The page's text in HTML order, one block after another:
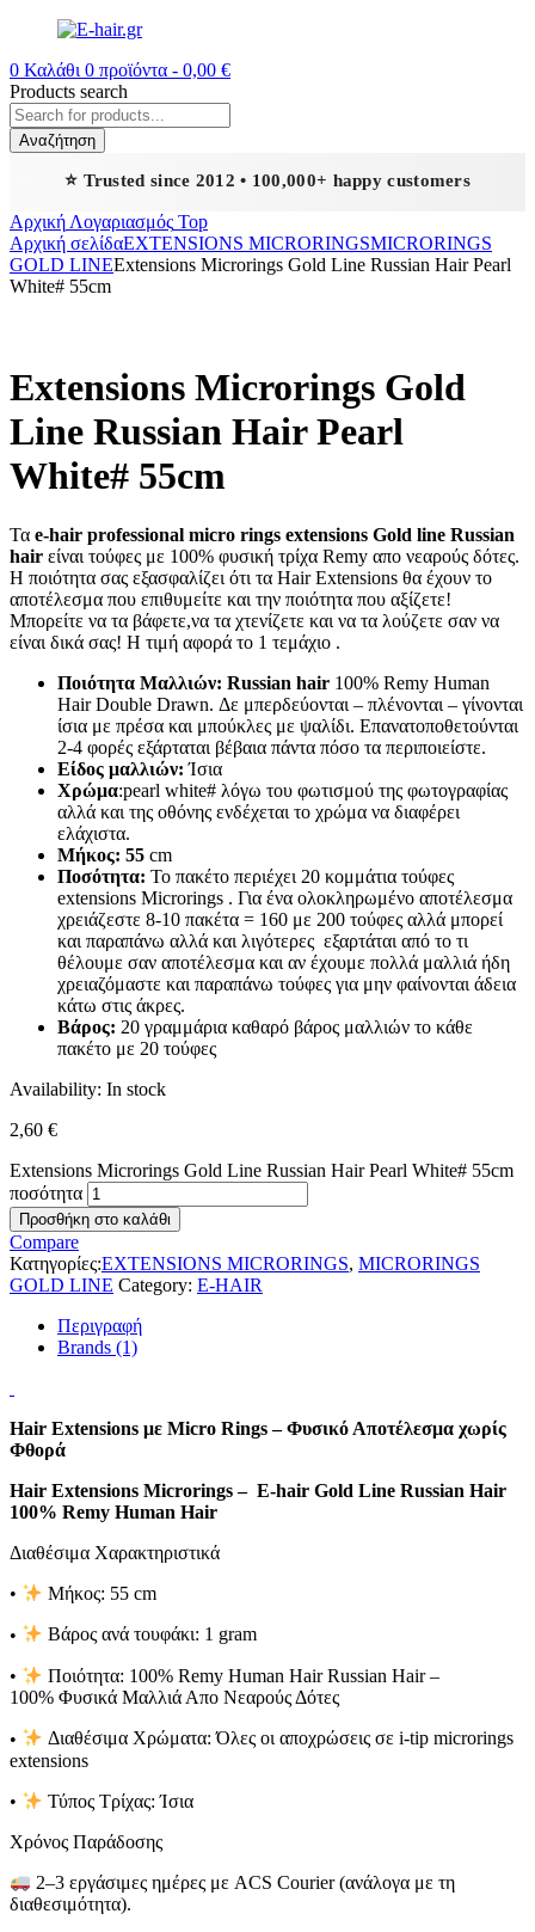
0 Καλάθι 0 προϊόντα - 0,00 €
Products search
Αναζήτηση
⭐ Trusted since 2012 • 100,000+ happy customers
Αρχική Λογαριασμός Top
Αρχική σελίδαEXTENSIONS MICRORINGSMICRORINGS
GOLD LINEExtensions Microrings Gold Line Russian Hair Pearl
White# 55cm
Extensions Microrings Gold
Line Russian Hair Pearl
White# 55cm
Τα e-hair professional micro rings extensions Gold line Russian
hair είναι τούφες με 100% φυσική τρίχα Remy απο νεαρούς δότες.
Η ποιότητα σας εξασφαλίζει ότι τα Hair Extensions θα έχουν το
αποτέλεσμα που επιθυμείτε και την ποιότητα που αξίζετε!
Μπορείτε να τα βάφετε,να τα χτενίζετε και να τα λούζετε σαν να
είναι δικά σας! Η τιμή αφορά το 1 τεμάχιο .
Ποιότητα Μαλλιών: Russian hair 100% Remy Human
Hair Double Drawn. Δε μπερδεύονται – πλένονται – γίνονται
ίσια με πρέσα και μπούκλες με ψαλίδι. Επανατοποθετούνται
2-4 φορές εξάρταται βέβαια πάντα πόσο τα περιποιείστε.
Είδος μαλλιών: Ίσια
Χρώμα:pearl white# λόγω του φωτισμού της φωτογραφίας
αλλά και της οθόνης ενδέχεται το χρώμα να διαφέρει
ελάχιστα.
Μήκος: 55 cm
Ποσότητα: Το πακέτο περιέχει 20 κομμάτια τούφες
extensions Microrings . Για ένα ολοκληρωμένο αποτέλεσμα
χρειάζεστε 8-10 πακέτα = 160 με 200 τούφες αλλά μπορεί
και παραπάνω αλλά και λιγότερες εξαρτάται από το τι
θέλουμε σαν αποτέλεσμα και αν έχουμε πολλά μαλλιά ήδη
χρειαζόμαστε και παραπάνω τούφες για μην φαίνονται άδεια
κάτω στις άκρες.
Βάρος: 20 γραμμάρια καθαρό βάρος μαλλιών το κάθε
πακέτο με 20 τούφες
Availability: In stock
2,60 €
Extensions Microrings Gold Line Russian Hair Pearl White# 55cm
ποσότητα
Προσθήκη στο καλάθι
Compare
Κατηγορίες:EXTENSIONS MICRORINGS, MICRORINGS
GOLD LINE Category: E-HAIR
Περιγραφή
Brands (1)
Hair Extensions με Micro Rings – Φυσικό Αποτέλεσμα χωρίς
Φθορά
Hair Extensions Microrings – E-hair Gold Line Russian Hair
100% Remy Human Hair
Διαθέσιμα Χαρακτηριστικά
• Μήκος: 55 cm
• Βάρος ανά τουφάκι: 1 gram
• Ποιότητα: 100% Remy Human Hair Russian Hair –
100% Φυσικά Μαλλιά Απο Νεαρούς Δότες
• Διαθέσιμα Χρώματα: Όλες οι αποχρώσεις σεi-tip microrings
extensions
• Τύπος Τρίχας: Ίσια
Χρόνος Παράδοσης
2–3 εργάσιμες ημέρες με ACS Courier(ανάλογα με τη
διαθεσιμότητα).